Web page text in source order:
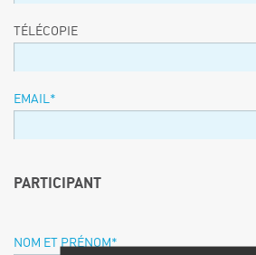
TÉLÉCOPIE
EMAIL *
PARTICIPANT
NOM ET PRÉNOM *